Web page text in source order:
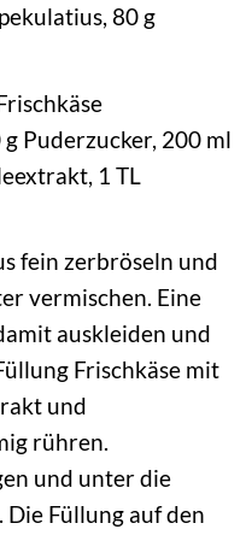
80 g
Puderzucker, 200 ml
1 TL
fein zerbröseln und
vermischen. Eine
auskleiden und
Frischkäse mit
und
rühren.
und unter die
Die Füllung auf den